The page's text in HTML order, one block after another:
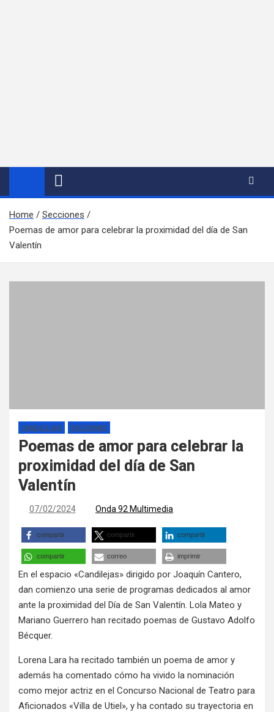
Home
Secciones
Poemas de amor para celebrar la proximidad del día de San
Valentín
CANDILEJAS SECCIONES
Poemas de amor para celebrar la
proximidad del día de San
Valentín
07/02/2024 Onda 92 Multimedia
compartir compartir compartir
compartir correo imprimir
En el espacio «Candilejas» dirigido por Joaquín Cantero,
dan comienzo una serie de programas dedicados al amor
ante la proximidad del Día de San Valentín. Lola Mateo y
Mariano Guerrero han recitado poemas de Gustavo Adolfo
Bécquer.
Lorena Lara ha recitado también un poema de amor y
además ha comentado cómo ha vivido la nominación
como mejor actriz en el Concurso Nacional de Teatro para
Aficionados «Villa de Utiel», y ha contado su trayectoria en